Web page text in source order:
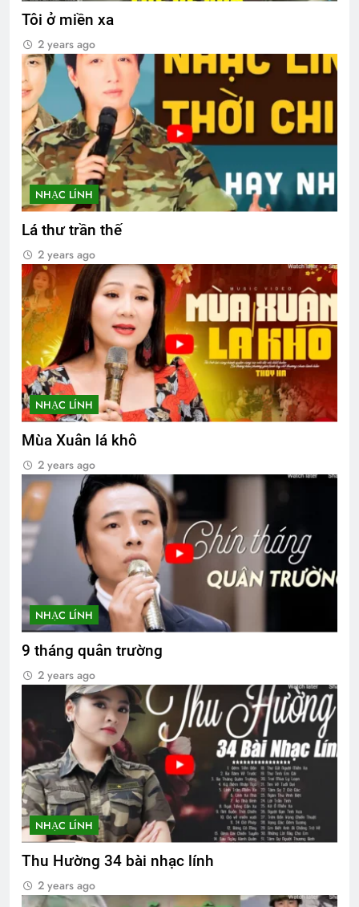
Tôi ở miền xa
2 years ago
NHẠC LÍNH
Lá thư trần thế
2 years ago
NHẠC LÍNH
Mùa Xuân lá khô
2 years ago
NHẠC LÍNH
9 tháng quân trường
2 years ago
NHẠC LÍNH
Thu Hường 34 bài nhạc lính
2 years ago